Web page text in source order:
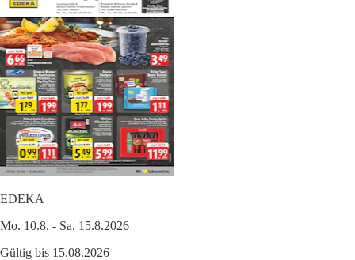
EDEKA
Mo. 10.8. - Sa. 15.8.2026
Gültig bis 15.08.2026